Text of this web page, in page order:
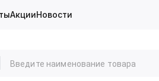
АкцииНовости